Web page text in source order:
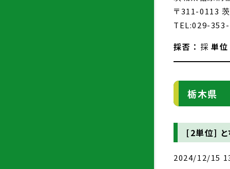
〒311-0113
TEL:029-
採否 ： 採単位
栃木県
[2単位]
2024/12/15